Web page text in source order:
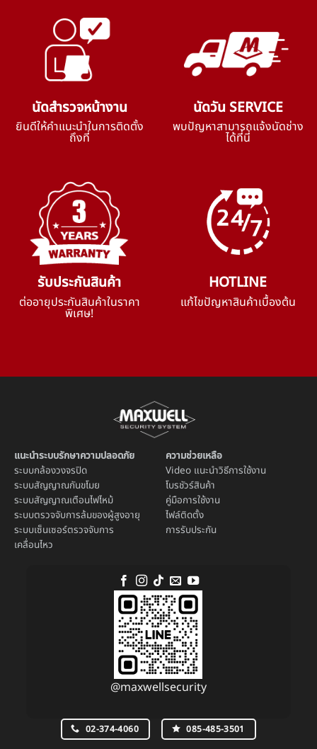
นัดสำรวจหน้างาน
ยินดีให้คำแนะนำในการติดตั้ง
ถึงที่
นัดวัน SERVICE
พบปัญหาสามารถแจ้งนัดช่าง
ได้ที่นี่
รับประกันสินค้า
ต่ออายุประกันสินค้าในราคา
พิเศษ!
HOTLINE
แก้ไขปัญหาสินค้าเบื้องต้น
แนะนำระบบรักษาความปลอดภัย
ระบบกล้องวงจรปิด
ระบบสัญญาณกันขโมย
ระบบสัญญาณเตือนไฟไหม้
ระบบตรวจจับการล้มของผู้สูงอายุ
ระบบเซ็นเซอร์ตรวจจับการ
เคลื่อนไหว
ความช่วยเหลือ
Video แนะนำวิธีการใช้งาน
โบรชัวร์สินค้า
คู่มือการใช้งาน
ไฟล์ติดตั้ง
การรับประกัน
@maxwellsecurity
02-374-4060 085-485-3501